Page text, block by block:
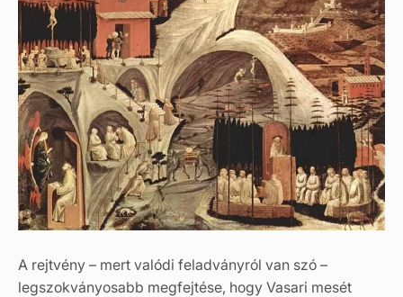
A rejtvény – mert valódi feladványról van szó –
legszokványosabb megfejtése, hogy Vasari mesét